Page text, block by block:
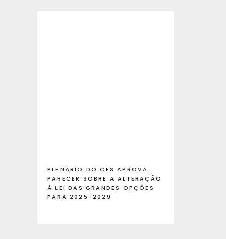
PLENÁRIO DO CES APROVA
PARECER SOBRE A ALTERAÇÃO
À LEI DAS GRANDES OPÇÕES
PARA 2025-2029